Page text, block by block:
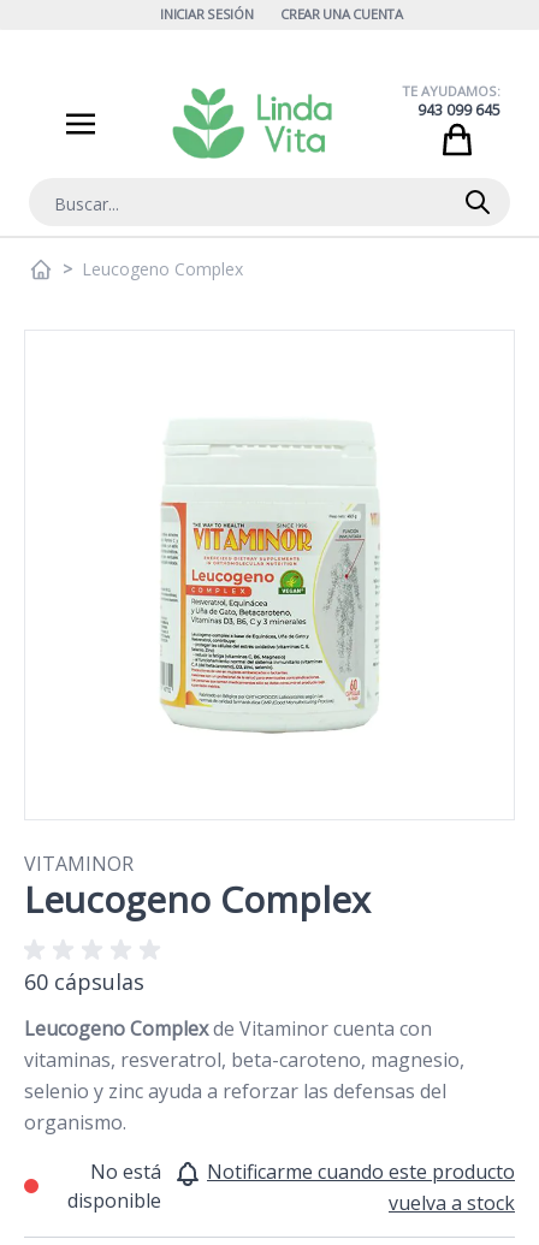
INICIAR SESIÓN CREAR UNA CUENTA
Buscar
TE AYUDAMOS:
943 099 645
> Leucogeno Complex
VITAMINOR
Leucogeno Complex
60 cápsulas
Leucogeno Complexde Vitaminor cuenta con
vitaminas, resveratrol, beta-caroteno, magnesio,
selenio y zinc ayuda a reforzar las defensas del
organismo.
No está
disponible
Notificarme cuando este producto
vuelva a stock